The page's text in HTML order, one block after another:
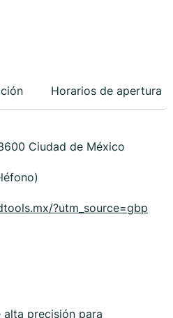
Horarios de apertura
Ciudad de México
?utm_source=gbp
precisión para